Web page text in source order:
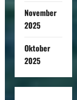
November
2025
Oktober
2025